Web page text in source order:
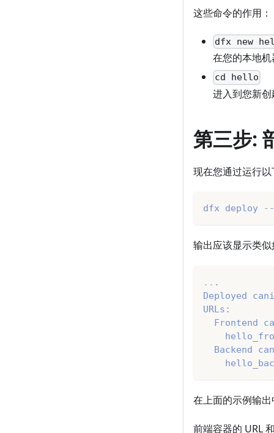
这些命令的作用：
dfx new
在您的本地
cd hello
进入到您新
第三步:
现在您通过运行
dfx deploy --
输出应该显示类
.. .
Deployed
URLs:
Frontend
Backend
在上面的示例输
前端容器的 URL